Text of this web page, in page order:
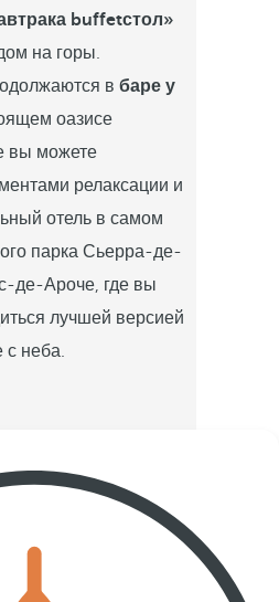
buffetстол»
на горы.
в баре у
оазисе
вы можете
релаксации и
отель в самом
парка Сьерра-де-
де-Ароче, где вы
лучшей версией
с неба.